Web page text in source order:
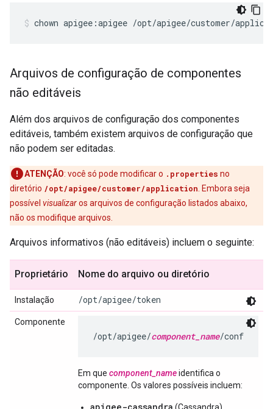
chown apigee:apigee /opt/apigee/customer/
Arquivos de configuração de componentes
não editáveis
Além dos arquivos de configuração dos componentes
editáveis, também existem arquivos de configuração que
não podem ser editadas.
ATENÇÃO: você só pode modificar o .properties no
diretório /opt/apigee/customer/application . Embora seja
possível visualizaros arquivos de configuração listados abaixo,
não os modifique arquivos.
Arquivos informativos (não editáveis) incluem o seguinte:
Proprietário Nome do arquivo ou diretório
Instalação /opt/apigee/token
Componente
/opt/apigee/component_name/conf
Em que component_nameidentifica o
componente. Os valores possíveis incluem: